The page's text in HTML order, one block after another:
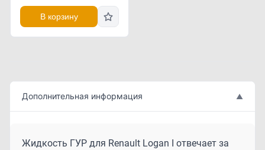
В корзину
Дополнительная информация ▲
Жидкость ГУР для Renault Logan I отвечает за